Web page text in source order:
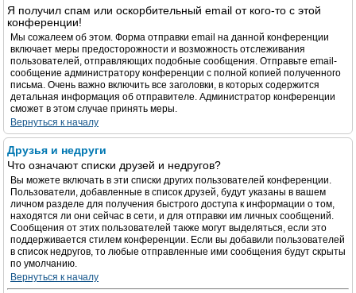
Я получил спам или оскорбительный email от кого-то с этой
конференции!
Мы сожалеем об этом. Форма отправки email на данной конференции
включает меры предосторожности и возможность отслеживания
пользователей, отправляющих подобные сообщения. Отправьте email-
сообщение администратору конференции с полной копией полученного
письма. Очень важно включить все заголовки, в которых содержится
детальная информация об отправителе. Администратор конференции
сможет в этом случае принять меры.
Вернуться к началу
Друзья и недруги
Что означают списки друзей и недругов?
Вы можете включать в эти списки других пользователей конференции.
Пользователи, добавленные в список друзей, будут указаны в вашем
личном разделе для получения быстрого доступа к информации о том,
находятся ли они сейчас в сети, и для отправки им личных сообщений.
Сообщения от этих пользователей также могут выделяться, если это
поддерживается стилем конференции. Если вы добавили пользователей
в список недругов, то любые отправленные ими сообщения будут скрыты
по умолчанию.
Вернуться к началу